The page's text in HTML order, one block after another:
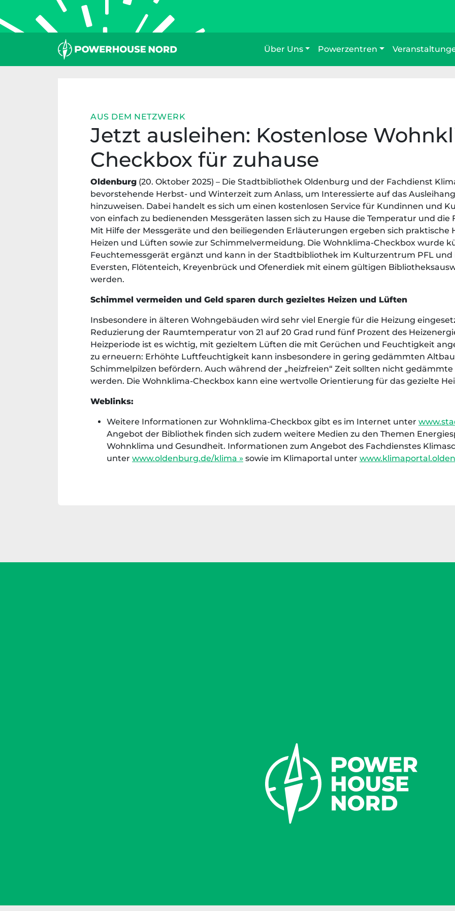
Inhalt
springen
Über Uns
Powerzentren
AUS DEM NETZWERK
Jetzt ausleihen: Kostenlose
Checkbox für zuhause
Oldenburg (20. Oktober 2025) – Die Stadtbibliothek Oldenburg und der Fachdienst
bevorstehende Herbst- und Winterzeit zum Anlass, um Interessierte auf das
hinzuweisen. Dabei handelt es sich um einen kostenlosen Service für Kundinnen und
von einfach zu bedienenden Messgeräten lassen sich zu Hause die Temperatur und
Mit Hilfe der Messgeräte und den beiliegenden Erläuterungen ergeben sich praktische
Heizen und Lüften sowie zur Schimmelvermeidung. Die Wohnklima-Checkbox wurde
Feuchtemessgerät ergänzt und kann in der Stadtbibliothek im Kulturzentrum PFL
Eversten, Flötenteich, Kreyenbrück und Ofenerdiek mit einem gültigen
werden.
Schimmel vermeiden und Geld sparen durch gezieltes Heizen und Lüften
Insbesondere in älteren Wohngebäuden wird sehr viel Energie für die Heizung
Reduzierung der Raumtemperatur von 21 auf 20 Grad rund fünf Prozent des
Heizperiode ist es wichtig, mit gezieltem Lüften die mit Gerüchen und Feuchtigkeit
zu erneuern: Erhöhte Luft­feuchtigkeit kann insbesondere in gering gedämmten
Schimmel­pilzen befördern. Auch während der „heizfreien“ Zeit sollten nicht
werden. Die Wohnklima-Checkbox kann eine wertvolle Orientierung für das gezielte
Weblinks:
Weitere Informationen zur Wohnklima-Checkbox gibt es im Internet unter
Angebot der Bibliothek finden sich zudem weitere Medien zu den Themen
Wohnklima und Gesundheit. Informationen zum Angebot des Fachdienstes
unter www.oldenburg.de/klima » sowie im Klimaportal unter